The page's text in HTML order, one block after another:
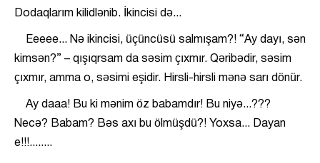
Dodaqlarım kilidlənib. İkincisi də...
Eeeee... Nə ikincisi, üçüncüsü salmışam?! “Ay dayı, sən
kimsən?” – qışıqrsam da səsim çıxmır. Qəribədir, səsim
çıxmır, amma o, səsimi eşidir. Hirsli-hirsli mənə sarı dönür.
Ay daaa! Bu ki mənim öz babamdır! Bu niyə...???
Necə? Babam? Bəs axı bu ölmüşdü?! Yoxsa... Dayan
e!!!........